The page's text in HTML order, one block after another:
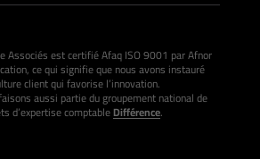
Associés est certifié Afaq ISO 9001 par Afnor
ce qui signifie que nous avons instauré
client qui favorise l’innovation.
aussi partie du groupement national de
d’expertise comptableDifférence.